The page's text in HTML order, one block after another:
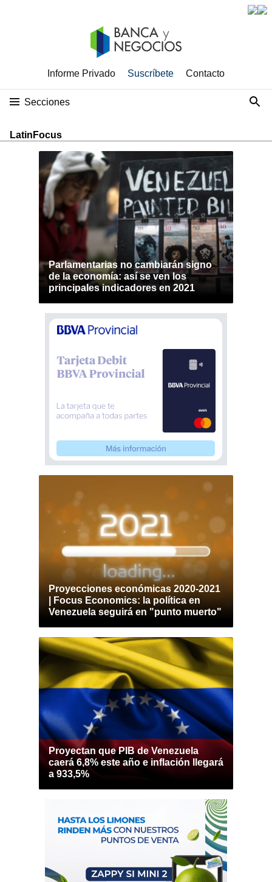
Informe Privado Suscríbete Contacto
Secciones
LatinFocus
Parlamentarias no cambiarán signo
de la economía: así se ven los
principales indicadores en 2021
Proyecciones económicas 2020-2021
| Focus Economics: la política en
Venezuela seguirá en "punto muerto"
Proyectan que PIB de Venezuela
caerá 6,8% este año e inflación llegará
a 933,5%